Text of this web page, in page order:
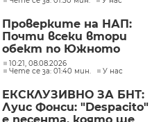
Проверките на НАП:
Почти всеки втори
обект по Южното
Черноморие е с
нарушение
10:21, 08.08.2026
Чете се за: 01:40 мин.
У нас
ЕКСКЛУЗИВНО ЗА БНТ:
Луис Фонси: "Despacito"